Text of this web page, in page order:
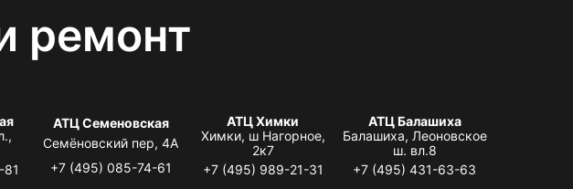
ремонт
АТЦ Семеновская
Семёновский пер, 4А
+7 (495) 085-74-61
АТЦ Химки
Химки, ш Нагорное,
2к7
+7 (495) 989-21-31
АТЦ Балашиха
Балашиха, Леоновское
ш. вл.8
+7 (495) 431-63-63